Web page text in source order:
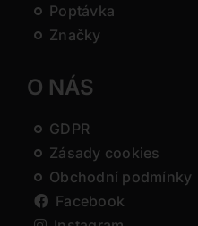
Poptávka
Značky
O NÁS
GDPR
Zásady cookies
Obchodní podmínky
Facebook